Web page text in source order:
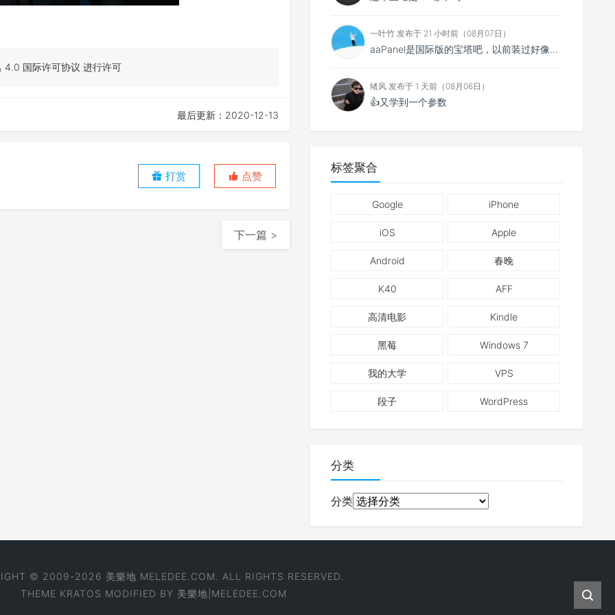
4.0 国际许可协议 进行许可
最后更新：2020-12-13
打赏 点赞
下一篇 >
一叶竹 发布于 21 小时前（08月07日）
aaPanel是国际版的宝塔吧，以前装过好像没中文得用别人做的汉化包。
绪风 发布于 1 天前（08月06日）
👍又学到一个参数
标签聚合
Google iPhone
iOS Apple
Android 春晚
K40 AFF
高清电影 Kindle
黑莓 Windows 7
我的大学 VPS
段子 WordPress
分类
分类
© 2009-2026 美樂地 MELEDEE.COM. ALL RIGHTS RESERVED.
THEME KRATOS MODIFIED BY 美樂地|MELEDEE.COM